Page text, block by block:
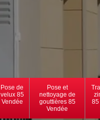
Pose de
velux 85
Vendée
Pose et
nettoyage de
gouttières 85
Vendée
85